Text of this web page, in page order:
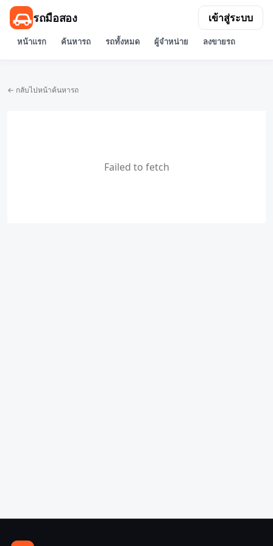
รถมือสอง
หน้าแรก ค้นหารถ รถทั้งหมด ผู้จำหน่าย ลงขายรถ
เข้าสู่ระบบ
← กลับไปหน้าค้นหารถ
Failed to fetch